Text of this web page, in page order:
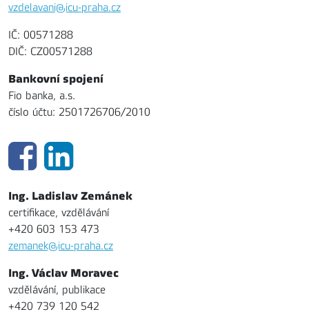
vzdelavani@icu-praha.cz
IČ: 00571288
DIČ: CZ00571288
Bankovní spojení
Fio banka, a.s.
číslo účtu: 2501726706/2010
Ing. Ladislav Zemánek
certifikace, vzdělávání
+420 603 153 473
zemanek@icu-praha.cz
Ing. Václav Moravec
vzdělávání, publikace
+420 739 120 542